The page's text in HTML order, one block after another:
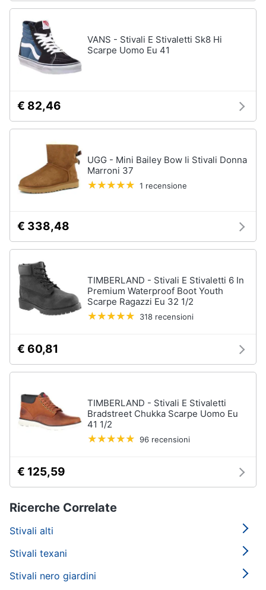
VANS - Stivali E Stivaletti Sk8 Hi
Scarpe Uomo Eu 41
€ 82,46
UGG - Mini Bailey Bow Ii Stivali Donna
Marroni 37
1 recensione
€ 338,48
TIMBERLAND - Stivali E Stivaletti 6 In
Premium Waterproof Boot Youth
Scarpe Ragazzi Eu 32 1/2
318 recensioni
€ 60,81
TIMBERLAND - Stivali E Stivaletti
Bradstreet Chukka Scarpe Uomo Eu
41 1/2
96 recensioni
€ 125,59
Ricerche Correlate
Stivali alti
Stivali texani
Stivali nero giardini